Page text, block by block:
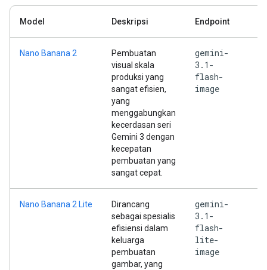
Model Deskripsi Endpoint
Nano Banana 2
Pembuatan
visual skala
produksi yang
sangat efisien,
yang
menggabungkan
kecerdasan seri
Gemini 3 dengan
kecepatan
pembuatan yang
sangat cepat.
gemini-
3.1-
flash-
image
Nano Banana 2 Lite
Dirancang
sebagai spesialis
efisiensi dalam
keluarga
pembuatan
gambar, yang
gemini-
3.1-
flash-
lite-
image